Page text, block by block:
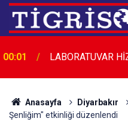
00:01 LABORATUVAR
Anasayfa Diyarbakır
Şenliğim" etkinliği düzenlendi